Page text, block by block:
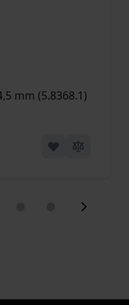
mm (5.8368.1)